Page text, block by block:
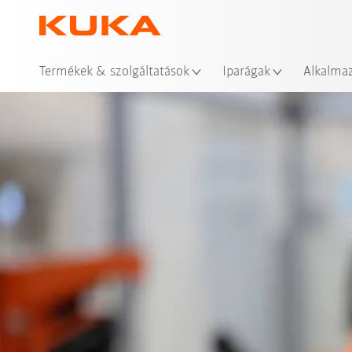
Termékek & szolgáltatások Iparágak Előnyök